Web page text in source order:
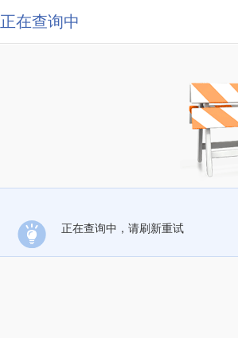
正在查询中
正在查询中，请刷新重试